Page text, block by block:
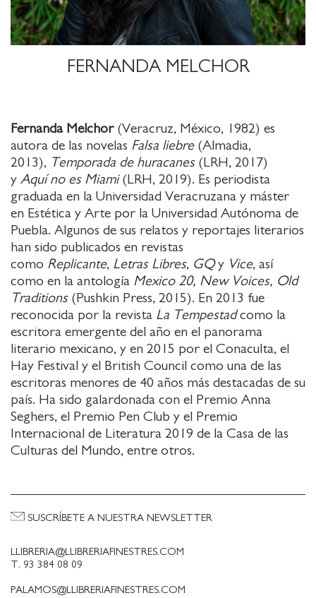
FERNANDA MELCHOR
Fernanda Melchor(Veracruz, México, 1982) es
autora de las novelas Falsa liebre (Almadia,
2013), Temporada de huracanes (LRH, 2017)
y Aquí no es Miami(LRH, 2019). Es periodista
graduada en la Universidad Veracruzana y máster
en Estética y Arte por la Universidad Autónoma de
Puebla. Algunos de sus relatos y reportajes literarios
han sido publicados en revistas
como Replicante, Letras Libres, GQy Vice, así
como en la antología Mexico 20, New Voices, Old
Traditions(Pushkin Press, 2015). En 2013 fue
reconocida por la revista La Tempestadcomo la
escritora emergente del año en el panorama
literario mexicano, y en 2015 por el Conaculta, el
Hay Festival y el British Council como una de las
escritoras menores de 40 años más destacadas de su
país. Ha sido galardonada con el Premio Anna
Seghers, el Premio Pen Club y el Premio
Internacional de Literatura 2019 de la Casa de las
Culturas del Mundo, entre otros.
LLIBRERIA@LLIBRERIAFINESTRES.COM
T. 93 384 08 09
PALAMOS@LLIBRERIAFINESTRES.COM
SUSCRÍBETE A NUESTRA NEWSLETTER